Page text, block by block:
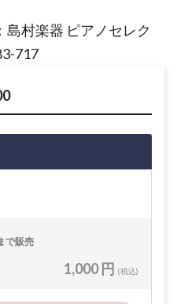
村楽器 ピアノセレク
717
で販売
1,000 円 (税込)